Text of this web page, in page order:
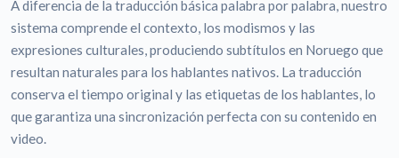
A diferencia de la traducción básica palabra por palabra, nuestro
sistema comprende el contexto, los modismos y las
expresiones culturales, produciendo subtítulos en Noruego que
resultan naturales para los hablantes nativos. La traducción
conserva el tiempo original y las etiquetas de los hablantes, lo
que garantiza una sincronización perfecta con su contenido en
video.